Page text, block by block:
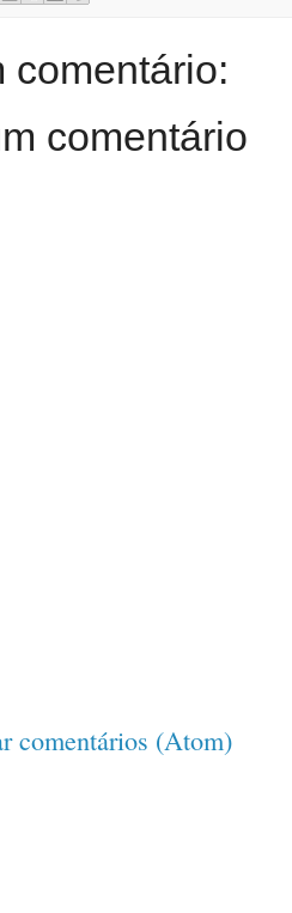
comentário:
comentário
comentários (Atom)